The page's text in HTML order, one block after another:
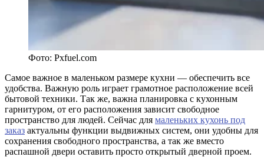
Фото: Pxfuel.com
Самое важное в маленьком размере кухни — обеспечить все
удобства. Важную роль играет грамотное расположение всей
бытовой техники. Так же, важна планировка с кухонным
гарнитуром, от его расположения зависит свободное
пространство для людей. Сейчас для маленьких кухонь под
заказ актуальны функции выдвижных систем, они удобны для
сохранения свободного пространства, а так же вместо
распашной двери оставить просто открытый дверной проем.